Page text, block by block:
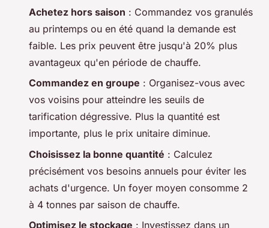
Achetez hors saison : Commandez vos granulés
au printemps ou en été quand la demande est
faible. Les prix peuvent être jusqu'à 20% plus
avantageux qu'en période de chauffe.
Commandez en groupe : Organisez-vous avec
vos voisins pour atteindre les seuils de
tarification dégressive. Plus la quantité est
importante, plus le prix unitaire diminue.
Choisissez la bonne quantité : Calculez
précisément vos besoins annuels pour éviter les
achats d'urgence. Un foyer moyen consomme 2
à 4 tonnes par saison de chauffe.
Optimisez le stockage : Investissez dans un